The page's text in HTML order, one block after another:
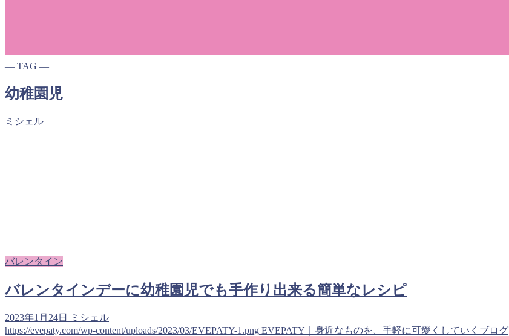
― TAG ―
幼稚園児
ミシェル
バレンタイン
バレンタインデーに幼稚園児でも手作り出来る簡単なレシピ
2023年1月24日
ミシェル
https://evepaty.com/wp-content/uploads/2023/03/EVEPATY-1.png EVEPATY｜身近なものを、手軽に可愛くしていくブログ